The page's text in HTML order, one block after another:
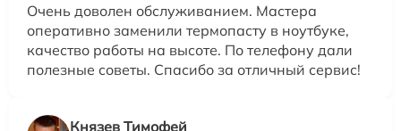
Очень доволен обслуживанием. Мастера
оперативно заменили термопасту в ноутбуке,
качество работы на высоте. По телефону дали
полезные советы. Спасибо за отличный сервис!
Князев Тимофей